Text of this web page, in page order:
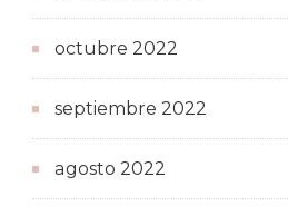
octubre 2022
septiembre 2022
agosto 2022